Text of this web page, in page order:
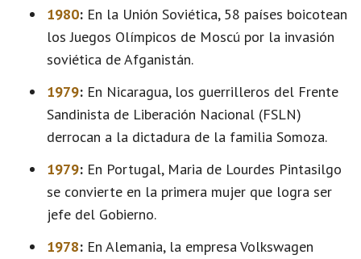
1980: En la Unión Soviética, 58 países boicotean
los Juegos Olímpicos de Moscú por la invasión
soviética de Afganistán.
1979: En Nicaragua, los guerrilleros del Frente
Sandinista de Liberación Nacional (FSLN)
derrocan a la dictadura de la familia Somoza.
1979: En Portugal, Maria de Lourdes Pintasilgo
se convierte en la primera mujer que logra ser
jefe del Gobierno.
1978: En Alemania, la empresa Volkswagen